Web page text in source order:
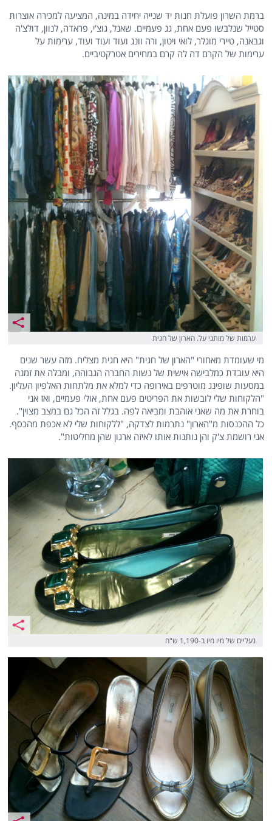
ברמת השרון פועלת חנות יד שנייה יחידה במינה, המציעה למכירה אוצרות
סטייל שנלבשו פעם אחת, גג פעמיים. שאנל, גוצ'י, פראדה, לנוון, דולצ'ה
וגבאנה, טיירי מוגלר, לואי ויטון, ורה וונג ועוד ועוד ועוד, ערימות על
ערימות של הקרם דה לה קרם במחירים אטרקטיביים.
ערמות של מותגי על. הארון של חגית
מי שעומדת מאחורי "הארון של חגית" היא חגית מצליח. מזה עשר שנים
היא עובדת כמלבישה אישית של נשות החברה הגבוהה, ומבלה את זמנה
במסעות שופינג מוטרפים באירופה כדי למלא את מלתחות האלפיון העליון.
"הלקוחות שלי לובשות את הפריטים פעם אחת, אולי פעמיים, ואז אני
בוחרת את מה שאני אוהבת ומביאה לפה. בגלל זה הכל גם במצב מצוין".
כל ההכנסות מ"הארון" נתרמות לצדקה, "ללקוחות שלי לא אכפת מהכסף.
אני רושמת צ'ק והן נותנות אותו לאיזה ארגון שהן מחליטות".
נעליים של מיו מיו ב-1,190 ש"ח